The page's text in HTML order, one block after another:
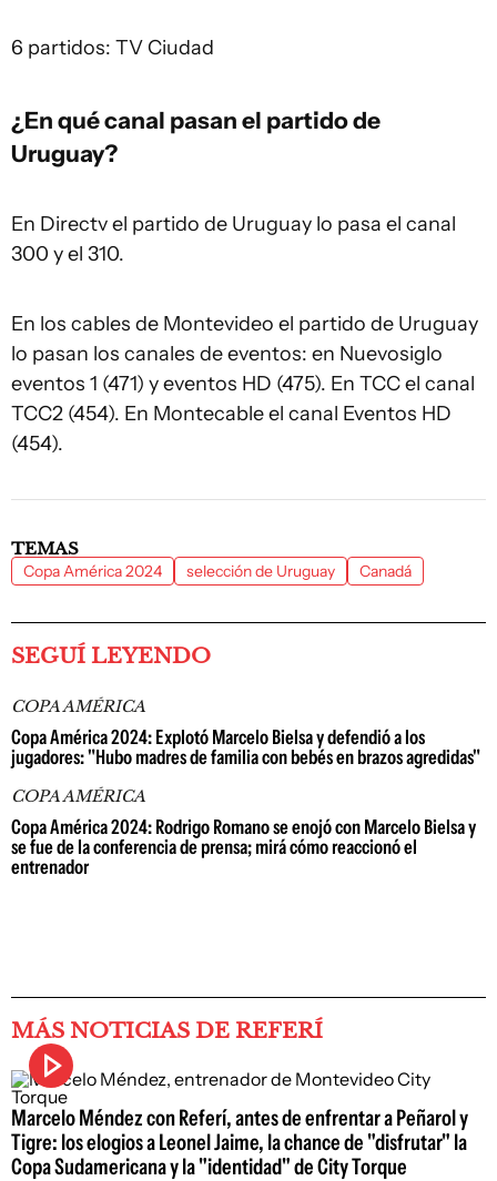
6 partidos: TV Ciudad
¿En qué canal pasan el partido de
Uruguay?
En Directv el partido de Uruguay lo pasa el canal
300 y el 310.
En los cables de Montevideo el partido de Uruguay
lo pasan los canales de eventos: en Nuevosiglo
eventos 1 (471) y eventos HD (475). En TCC el canal
TCC2 (454). En Montecable el canal Eventos HD
(454).
TEMAS
Copa América 2024 selección de Uruguay Canadá
SEGUÍ LEYENDO
COPA AMÉRICA
Copa América 2024: Explotó Marcelo Bielsa y defendió a los
jugadores: "Hubo madres de familia con bebés en brazos agredidas"
COPA AMÉRICA
Copa América 2024: Rodrigo Romano se enojó con Marcelo Bielsa y
se fue de la conferencia de prensa; mirá cómo reaccionó el
entrenador
MÁS NOTICIAS DE REFERÍ
Marcelo Méndez con Referí, antes de enfrentar a Peñarol y
Tigre: los elogios a Leonel Jaime, la chance de "disfrutar" la
Copa Sudamericana y la "identidad" de City Torque